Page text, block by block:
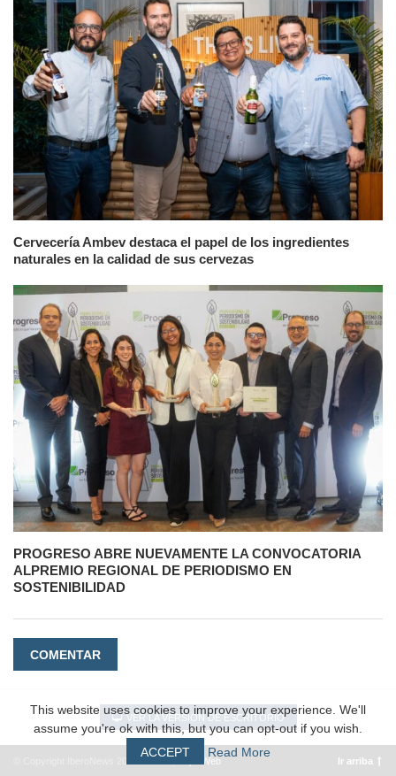
Cervecería Ambev destaca el papel de los ingredientes
naturales en la calidad de sus cervezas
PROGRESO ABRE NUEVAMENTE LA CONVOCATORIA
ALPREMIO REGIONAL DE PERIODISMO EN
SOSTENIBILIDAD
COMENTAR
VER LA VERSIÓN DE ESCRITORIO
#EpicWeb Ir arriba
This website uses cookies to improve your experience. We'll
assume you're ok with this, but you can opt-out if you wish.
ACCEPT
Read More